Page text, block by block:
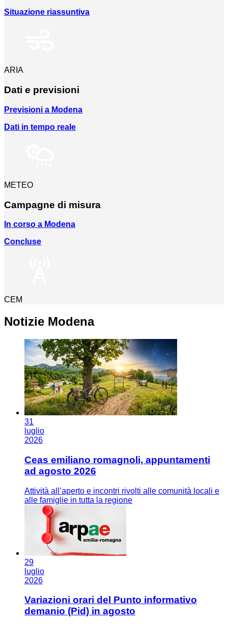
Situazione riassuntiva
ARIA
Dati e previsioni
Previsioni a Modena
Dati in tempo reale
METEO
Campagne di misura
In corso a Modena
Concluse
CEM
Notizie Modena
31
luglio
2026
Ceas emiliano romagnoli, appuntamenti
ad agosto 2026
Attività all’aperto e incontri rivolti alle comunità locali e
alle famiglie in tutta la regione
29
luglio
2026
Variazioni orari del Punto informativo
demanio (Pid) in agosto